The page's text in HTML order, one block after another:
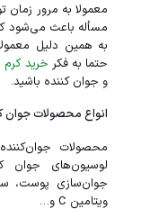
معمولا به مرور
مسأله باعث می‌شود
به همین دلیل
حتما به فکر خرید
و جوان کننده باشید.
انواع محصولات جوان
محصولات
لوسیون‌های جوان
جوان‌سازی پوست،
ویتامین C و…